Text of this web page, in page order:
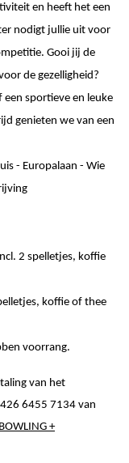
en heeft het een
nodigt jullie uit voor
Gooi jij de
de gezelligheid?
een sportieve en leuke
genieten we van een
- Europalaan - Wie
2 spelletjes, koffie
koffie of thee
voorrang.
van het
6455 7134 van
+